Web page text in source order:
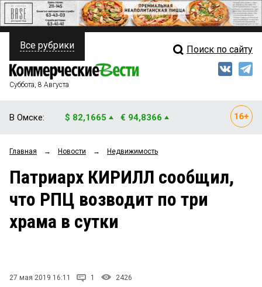
ПОЛИТИКА
ФИНАНСЫ
ОБЩЕСТВО
ЗАКОН
НОВОСТИ КОМПАНИЙ
Свежий выпуск
Мнения
Рейтинги
Блоги
Все рубрики Поиск по сайту
Суббота, 8 Августа
В Омске: $ 82,1665 € 94,8366
Главная → Новости → Недвижимость
Патриарх КИРИЛЛ сообщил,
что РПЦ возводит по три
храма в сутки
27 мая 2019 16:11 1 2426